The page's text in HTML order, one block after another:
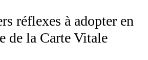
réflexes à adopter en
de la Carte Vitale